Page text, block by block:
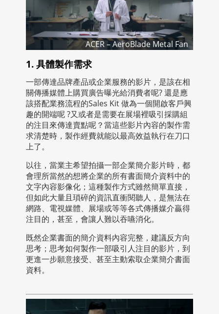
ACER – AeroBlade Metal Fan
1. 具體製作需求
一部傳達品牌產品或企業服務的影片，是該在相
關傳播媒體上購買廣告曝光給消費者呢? 還是應
該搭配業務流程的Sales Kit 做為一個開啟客戶興
趣的開端呢 ?又或者是需要在展場裡吸引採購組
的注目來傳達賣點呢？當這些影片內容的製作需
求清楚時，製作經費就能以最高效益執行在刀口
上了。
以往，當業主希望拍攝一部企業簡介影片時，都
會理所當然的想將企業的所有書面簡介資料中的
文字內容影像化；這種製作方式雖然簡單直接，
但如此大量且瑣碎的資訊直衝閱聽人，是無法在
網路、電視媒體、展場或等等各式傳播媒介贏得
注目的，甚至，會讓人難以吞嚥消化。
既然企業書面的簡介資料內容完整，建議反方向
思考；思考如何製作一部吸引人注目的影片，到
更進一步願意接受、甚至主動索取企業簡介書面
資料。